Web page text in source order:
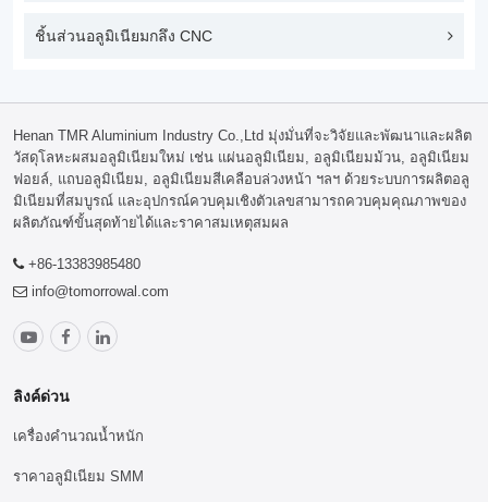
ชิ้นส่วนอลูมิเนียมกลึง CNC
Henan TMR Aluminium Industry Co.,Ltd มุ่งมั่นที่จะวิจัยและพัฒนาและผลิต
วัสดุโลหะผสมอลูมิเนียมใหม่ เช่น แผ่นอลูมิเนียม, อลูมิเนียมม้วน, อลูมิเนียม
ฟอยล์, แถบอลูมิเนียม, อลูมิเนียมสีเคลือบล่วงหน้า ฯลฯ ด้วยระบบการผลิตอลู
มิเนียมที่สมบูรณ์ และอุปกรณ์ควบคุมเชิงตัวเลขสามารถควบคุมคุณภาพของ
ผลิตภัณฑ์ขั้นสุดท้ายได้และราคาสมเหตุสมผล
+86-13383985480
info@tomorrowal.com
ลิงค์ด่วน
เครื่องคำนวณน้ำหนัก
ราคาอลูมิเนียม SMM